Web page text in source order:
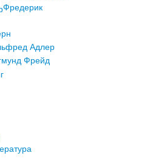
Фредерик
Адлер
Фрейд